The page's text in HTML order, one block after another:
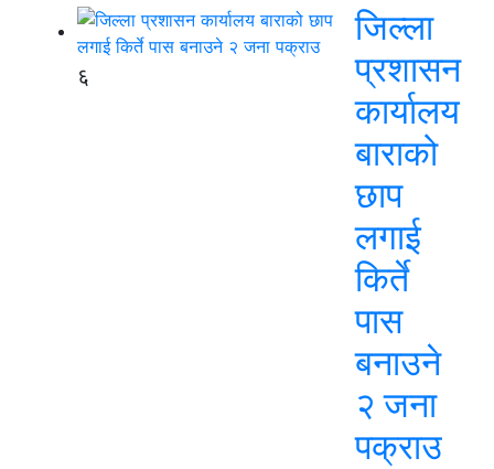
६
जिल्ला
प्रशासन
कार्यालय
बाराको
छाप
लगाई
किर्ते
पास
बनाउने
२ जना
पक्राउ